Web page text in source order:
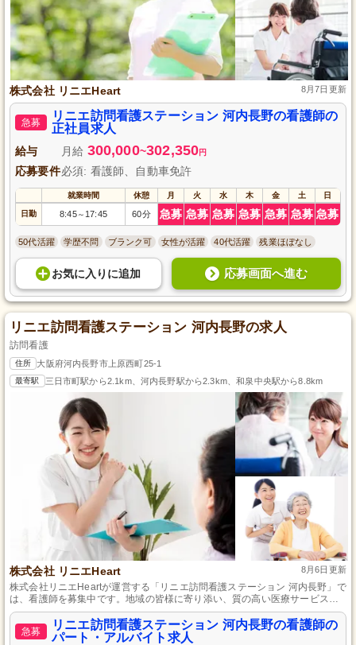
株式会社 リニエHeart 8月7日更新
急募
リニエ訪問看護ステーション 河内長野の看護師の
正社員求人
給与 月給 300,000~302,350円
応募要件必須: 看護師、自動車免許
就業時間 休憩 月 火 水 木 金 土 日
日勤 8:45～ 17:45 60分 急募 急募 急募 急募 急募 急募 急募
50代活躍 学歴不問 ブランク可 女性が活躍 40代活躍 残業ほぼなし
お気に入り に追加 応募画面へ進む
リニエ訪問看護ステーション 河内長野の求人
訪問看護
住所 大阪府河内長野市上原西町25-1
最寄駅 三日市町駅から2.1km、河内長野駅から2.3km、和泉中央駅から8.8km
株式会社 リニエHeart 8月6日更新
株式会社リニエHeartが運営する「リニエ訪問看護ステーション 河内長野」で
は、看護師を募集中です。地域の皆様に寄り添い、質の高い医療サービスを
提供する当ステーションで、パート・アルバイトとして働いてみませんか？
あなたの看護経験を活かし、地域医療の発展に貢献する絶好のチャンスで
す。ぜひご応募ください。
急募
リニエ訪問看護ステーション 河内長野の看護師の
パート・アルバイト求人